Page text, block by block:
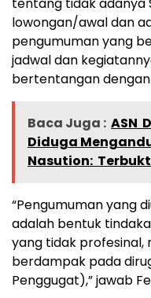
tentang tidak adanya
lowongan/awal dan
pengumuman yang
jadwal dan
bertentangan
Baca Juga : ASN
Diduga
Nasution:
“Pengumuman yang
adalah bentuk
yang tidak
berdampak pada
Penggugat),” jawab